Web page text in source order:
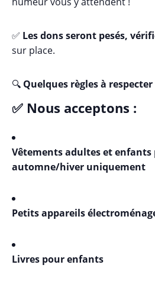
✅ Les dons seront pesés,
sur place.
🔍 Quelques règles à
✅ Nous acceptons :
Vêtements adultes et enfants
automne/hiver uniquement
Petits appareils
Livres pour enfants